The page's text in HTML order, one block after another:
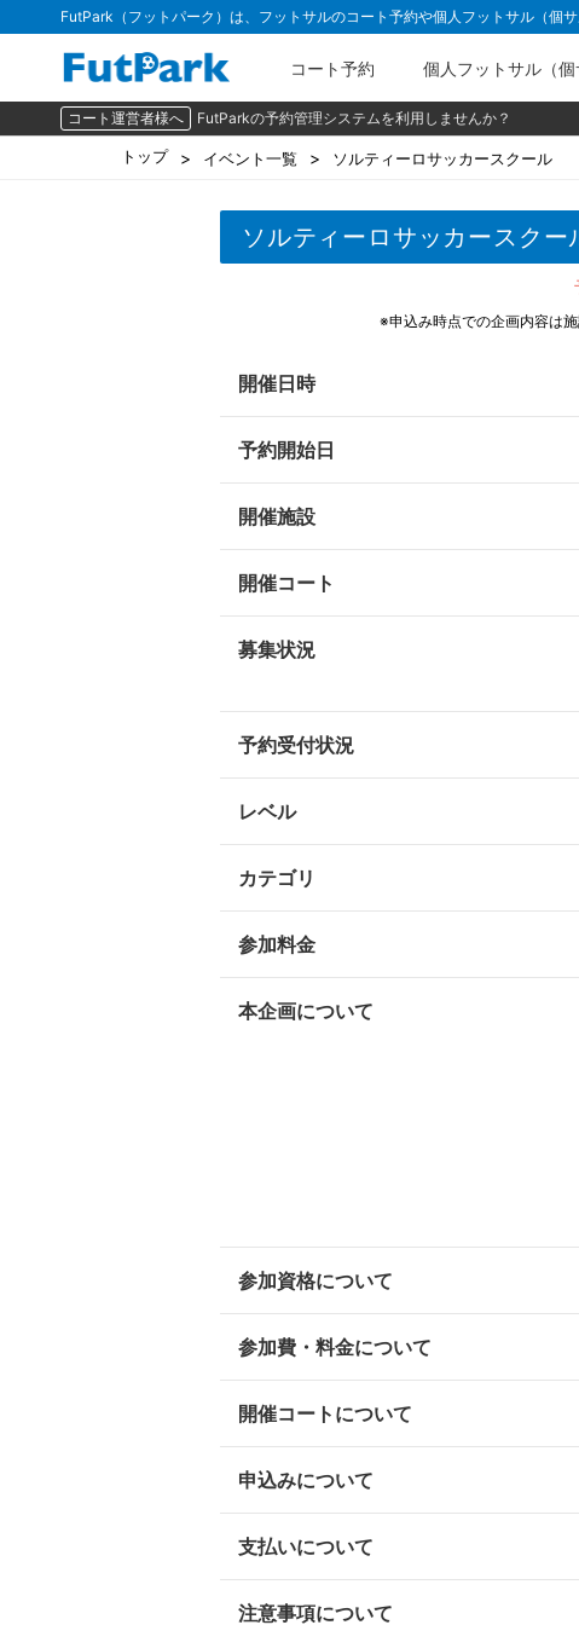
FutPark（フットパーク）は、フットサルのコート予約や個人フットサル（個
コート予約 個人フットサル（
コート運営者様へ FutParkの予約管理システムを利用しませんか？
トップ イベント一覧 ソルティーロサッカースクール
ソルティーロサッカースクー
※申込み時点での企画内容は
開催日時
予約開始日
開催施設
開催コート
募集状況
予約受付状況
レベル
カテゴリ
参加料金
本企画について
参加資格について
参加費・料金について
開催コートについて
申込みについて
支払いについて
注意事項について